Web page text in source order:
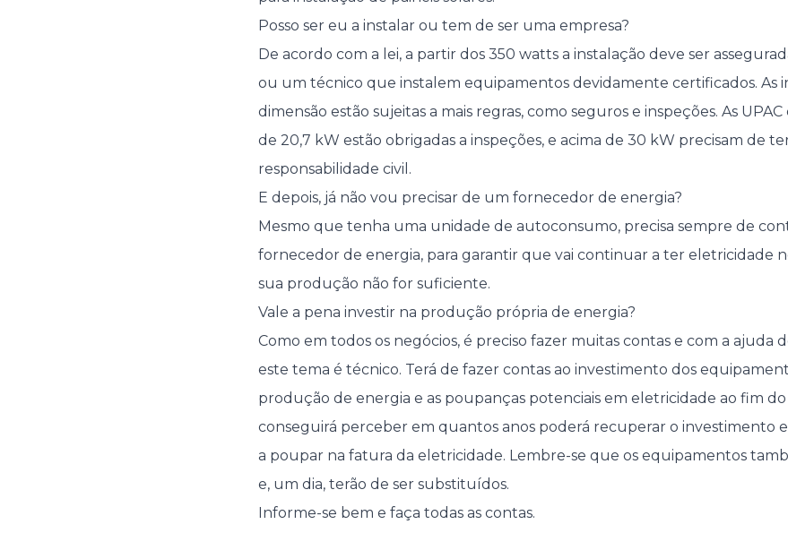
Posso ser eu a instalar ou tem de ser uma empresa?
De acordo com a lei, a partir dos 350 watts a instalação deve ser
ou um técnico que instalem equipamentos devidamente certificados. As
dimensão estão sujeitas a mais regras, como seguros e inspeções. As
de 20,7 kW estão obrigadas a inspeções, e acima de 30 kW precisam de
responsabilidade civil.
E depois, já não vou precisar de um fornecedor de energia?
Mesmo que tenha uma unidade de autoconsumo, precisa sempre de
fornecedor de energia, para garantir que vai continuar a ter eletricidade
sua produção não for suficiente.
Vale a pena investir na produção própria de energia?
Como em todos os negócios, é preciso fazer muitas contas e com a ajuda
este tema é técnico. Terá de fazer contas ao investimento dos
produção de energia e as poupanças potenciais em eletricidade ao fim
conseguirá perceber em quantos anos poderá recuperar o investimento
a poupar na fatura da eletricidade. Lembre-se que os equipamentos
e, um dia, terão de ser substituídos.
Informe-se bem e faça todas as contas.